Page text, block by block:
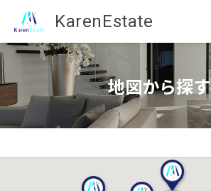
KarenEstate
地図から探す